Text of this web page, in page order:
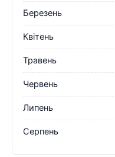
Березень
Квітень
Травень
Червень
Липень
Серпень